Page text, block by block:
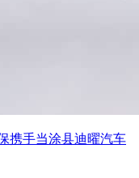
携手当涂县迪曜汽车